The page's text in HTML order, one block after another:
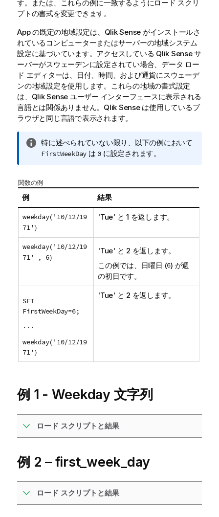
す。または、これらの例に一致するようにロード スクリ
プトの書式を変更できます。
App の既定の地域設定は、 Qlik Sense がインストールさ
れているコンピューターまたはサーバーの地域システム
設定に基づいています。アクセスしている Qlik Senseサ
ーバーがスウェーデンに設定されてい場合、データ ロー
ド エディターは、日付、時間、および通貨にスウェーデ
ンの地域設定を使用します。これらの地域の書式設定
は、 Qlik Sense ユーザー インターフェースに表示される
言語とは関係ありません。 Qlik Senseは使用しているブ
ラウザと同じ言語で表示されます。
情
報
特に述べられていない限り、以下の例において
FirstWeekDay は 0 に設定されます。
関数の例
例 結果
weekday('10/12/19
71')
'Tue' と 1 を返します。
weekday('10/12/19
71' , 6)
'Tue' と 2 を返します。
この例では、日曜日 (6) が週
の初日です。
SET
FirstWeekDay=6;
...
weekday('10/12/19
71')
'Tue' と 2 を返します。
例 1 - Weekday 文字列
ロード スクリプトと結果
例 2 – first_week_day
ロード スクリプトと結果